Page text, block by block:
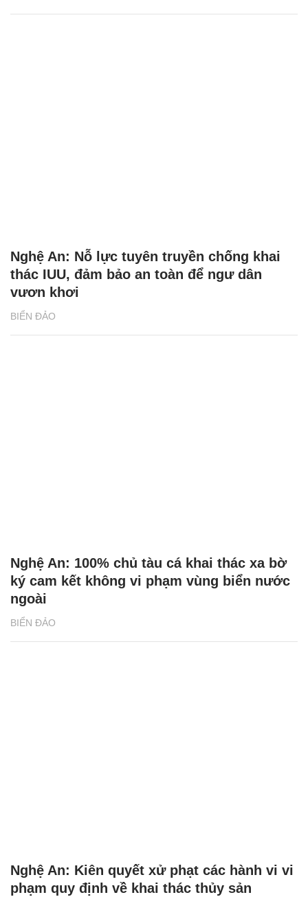
BIỂN ĐẢO
Nghệ An: Nỗ lực tuyên truyền chống khai
thác IUU, đảm bảo an toàn để ngư dân
vươn khơi
BIỂN ĐẢO
Nghệ An: 100% chủ tàu cá khai thác xa bờ
ký cam kết không vi phạm vùng biển nước
ngoài
Nghệ An: Kiên quyết xử phạt các hành vi vi
phạm quy định về khai thác thủy sản